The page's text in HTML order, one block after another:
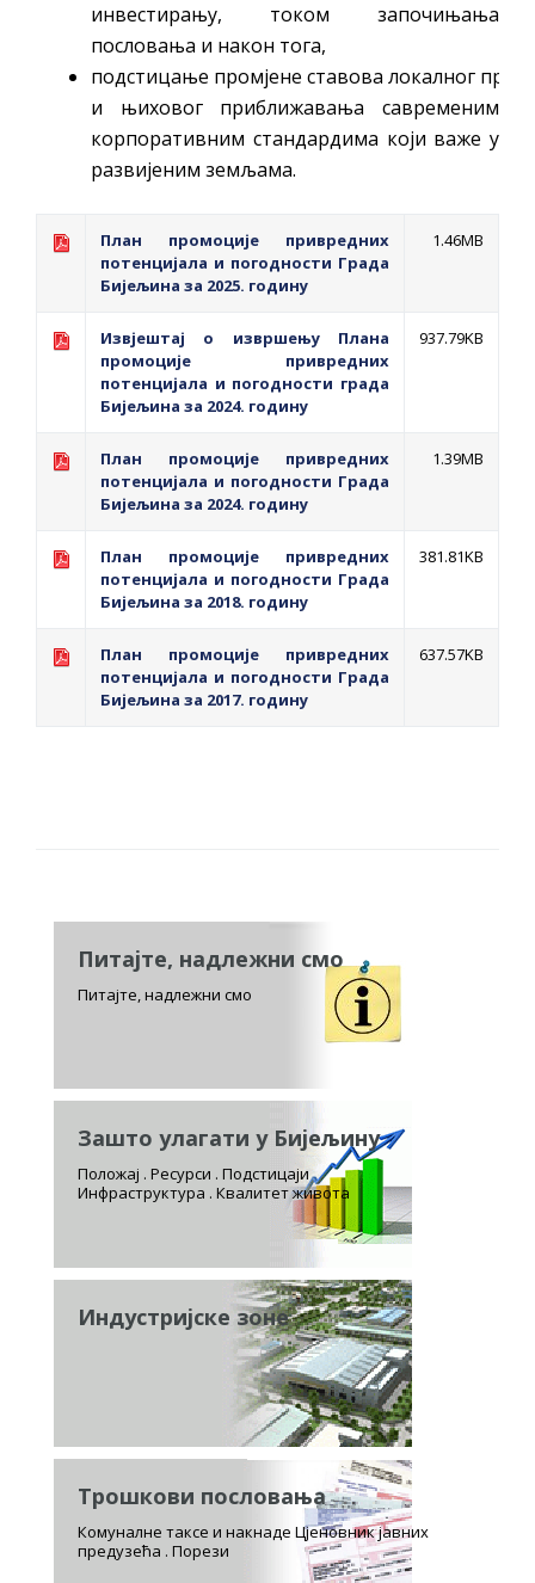
инвестирању, током започињања
пословања и након тога,
подстицање промјене ставова локалног
и њиховог приближавања савременим
корпоративним стандардима који важе у
развијеним земљама.
План промоције привредних
потенцијала и погодности Града
Бијељина за 2025. годину
1.46MB
Извјештај о извршењу Плана
промоције привредних
потенцијала и погодности града
Бијељина за 2024. годину
937.79KB
План промоције привредних
потенцијала и погодности Града
Бијељина за 2024. годину
1.39MB
План промоције привредних
потенцијала и погодности Града
Бијељина за 2018. годину
381.81KB
План промоције привредних
потенцијала и погодности Града
Бијељина за 2017. годину
637.57KB
Питајте, надлежни смо
Питајте, надлежни смо
Зашто улагати у Бијељину
Положај . Ресурси . Подстицаји
Инфраструктура . Квалитет живота
Индустријске зоне
Трошкови пословања
Комуналне таксе и накнаде Цјеновник јавних
предузећа . Порези